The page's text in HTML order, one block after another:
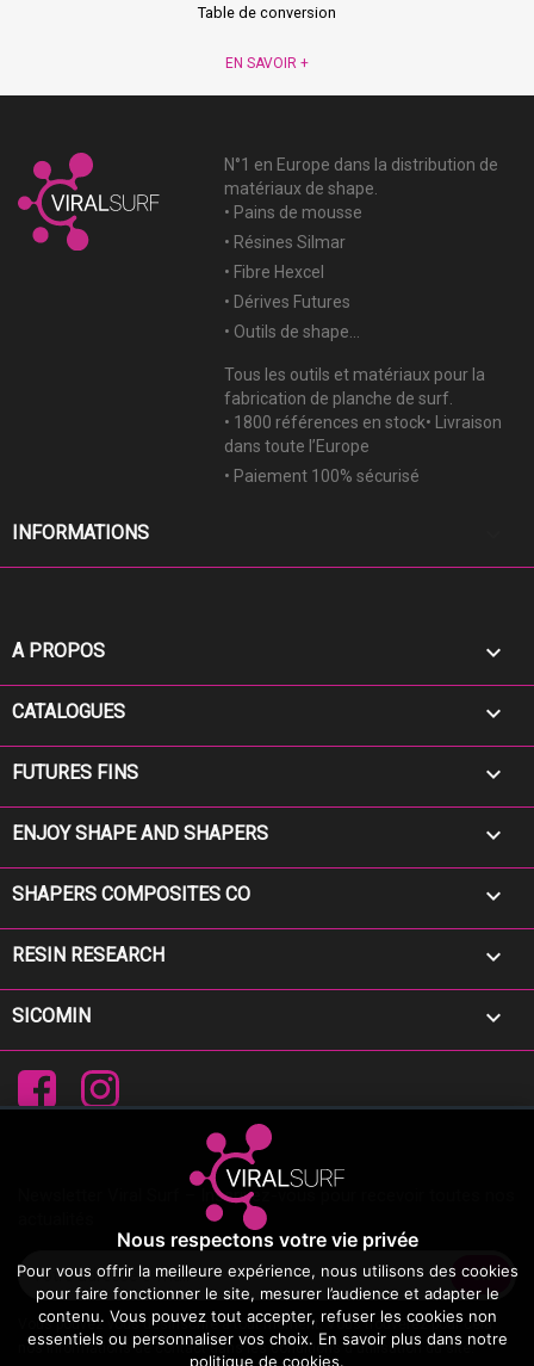
Nous respectons votre vie privée
Pour vous offrir la meilleure expérience, nous utilisons des cookies
pour faire fonctionner le site, mesurer l’audience et adapter le
contenu. Vous pouvez tout accepter, refuser les cookies non
essentiels ou personnaliser vos choix. En savoir plus dans notre
politique de cookies.
Table de conversion
EN SAVOIR +
N°1 en Europe dans la distribution de
matériaux de shape.
• Pains de mousse
• Résines Silmar
• Fibre Hexcel
• Dérives Futures
• Outils de shape...
Tous les outils et matériaux pour la
fabrication de planche de surf.
• 1800 références en stock• Livraison
dans toute l’Europe
• Paiement 100% sécurisé
INFORMATIONS
A PROPOS 
CATALOGUES 
FUTURES FINS 
ENJOY SHAPE AND SHAPERS 
SHAPERS COMPOSITES CO 
RESIN RESEARCH 
SICOMIN 
FacebookInstagram
Newsletter Viral Surf – Inscrivez-vous pour recevoir toutes nos
Vous pouvez vous désinscrire à tout moment. Vous trouverez pour cela
nos informations de contact dans les conditions d'utilisation du site.